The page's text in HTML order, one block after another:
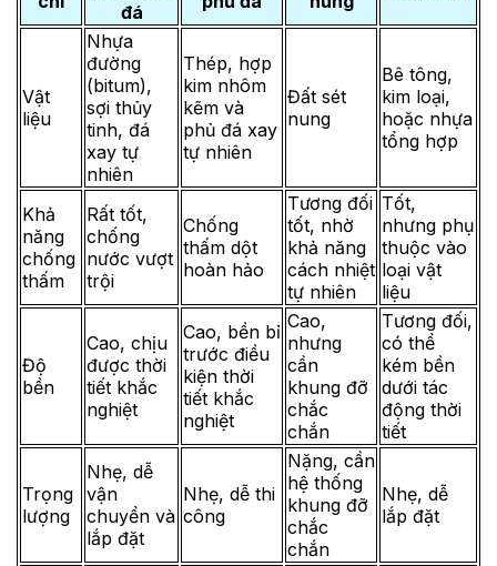
đá
Vật
liệu
Nhựa
đường
(bitum),
sợi thủy
tinh, đá
xay tự
nhiên
Thép, hợp
kim nhôm
kẽm và
phủ đá xay
tự nhiên
Đất sét
nung
Bê tông,
kim loại,
hoặc nhựa
tổng hợp
Khả
năng
chống
thấm
Rất tốt,
chống
nước vượt
trội
Chống
thấm dột
hoàn hảo
Tương đối
tốt, nhờ
khả năng
cách nhiệt
tự nhiên
Tốt,
nhưng phụ
thuộc vào
loại vật
liệu
Độ
bền
Cao, chịu
được thời
tiết khắc
nghiệt
Cao, bền bỉ
trước điều
kiện thời
tiết khắc
nghiệt
Cao,
nhưng
cần
khung đỡ
chắc
chắn
Tương đối,
có thể
kém bền
dưới tác
động thời
tiết
Trọng
lượng
Nhẹ, dễ
vận
chuyển và
lắp đặt
Nhẹ, dễ thi
công
Nặng, cần
hệ thống
khung đỡ
chắc
chắn
Nhẹ, dễ
lắp đặt